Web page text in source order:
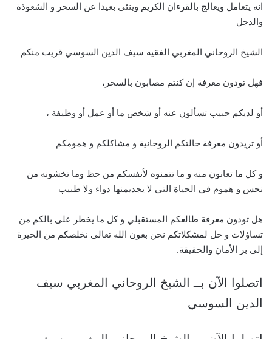
انه يتعامل ويعالج بالقرءان الكريم وينئى بعيدا عن السحر و الشعوذة
والدجل
الشيخ الروحاني المغربي الفقيه سيف الدين السوسي قريب منكم
فهل تودون معرفة إن كنتم مصابون بالسحر،
أو لديكم حبيب تسألون عنه أو شخص ما أو عمل أو وظيفة ،
أو تريدون معرفة حالتكم الروحانية و مشاكلكم و همومكم
و كل ما تعانون منه و ما تتمنوه لأنفسكم من حظ وما تخشونه من
نحس و هموم في الحياة التي لا يجديمنها دواء ولا طبيب
هل تودون معرفة طالعكم المستقبلي و كل ما يخطر على بالكم من
تساؤلات و حل لمشكلاتكم نحن بعون الله تعالى نخلصكم من الحيرة
إلى بر الأمان والحقيقة.
اتصلوا الآن بــ الشيخ الروحاني المغربي سيف
الدين السوسي